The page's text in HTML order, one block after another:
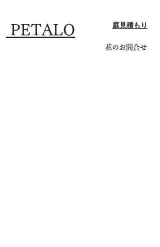
PETALO ​庭見積もり
花のお問合せ